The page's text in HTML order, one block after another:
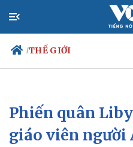
/THẾ GIỚI
Chính trị
Đảng
Tổ chức nhân sự
Phiến quân
giáo viên người